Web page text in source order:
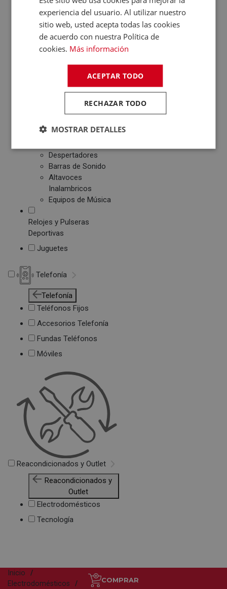
Patinetes Eléctricos
Fotografía y Vídeo
Cámaras Reflex
Cámaras Digitales
Cámaras Deportivas
Reproductores MP3
Altavoces
Despertadores
Barras de Sonido
Altavoces
Inalambricos
Equipos de Música
Relojes y Pulseras
Deportivas
Juguetes
Telefonía
Telefonía
Teléfonos Fijos
Accesorios Telefonía
Fundas Teléfonos
Móviles
Reacondicionados y Outlet
Reacondicionados y
Outlet
Electrodomésticos
Tecnología
COMPRAR
Inicio
Electrodomésticos
experiencia del usuario. Al utilizar nuestro
sitio web, usted acepta todas las cookies
de acuerdo con nuestra Política de
cookies. Más información
ACEPTAR TODO
RECHAZAR TODO
MOSTRAR DETALLES